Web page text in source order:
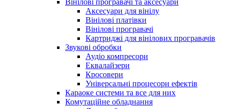
Вінілові програвачі та аксесуари
Аксесуари для вінілу
Вінілові платівки
Вінілові програвачі
Картриджі для вінілових програвачів
Звукові обробки
Аудіо компресори
Еквалайзери
Кросовери
Універсальні процесори ефектів
Караоке системи та все для них
Комутаційне обладнання